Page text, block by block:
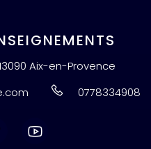
Aix-en-Provence
0778334908